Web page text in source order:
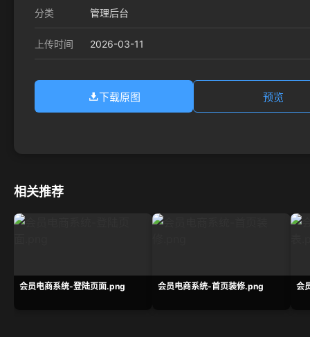
分类 管理后台
上传时间 2026-03-11
下载原图 预览
相关推荐
会员电商系统-登陆页面.png 会员电商系统-首页装修.png 会